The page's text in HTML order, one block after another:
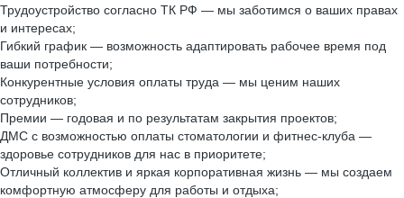
Трудоустройство согласно ТК РФ — мы заботимся о ваших правах
и интересах;
Гибкий график — возможность адаптировать рабочее время под
ваши потребности;
Конкурентные условия оплаты труда — мы ценим наших
сотрудников;
Премии — годовая и по результатам закрытия проектов;
ДМС с возможностью оплаты стоматологии и фитнес-клуба —
здоровье сотрудников для нас в приоритете;
Отличный коллектив и яркая корпоративная жизнь — мы создаем
комфортную атмосферу для работы и отдыха;